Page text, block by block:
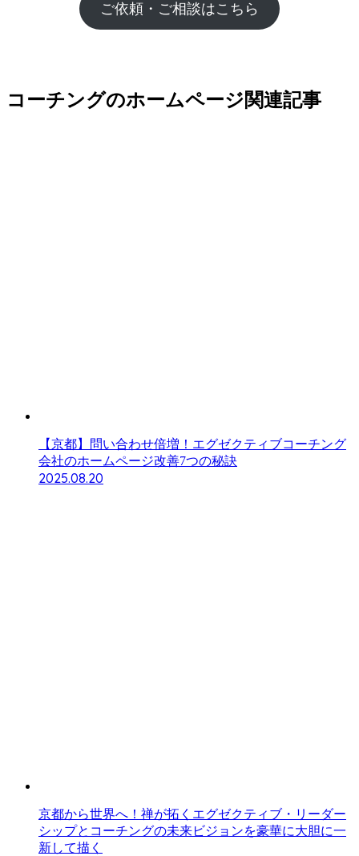
ご依頼・ご相談はこちら
コーチングのホームページ関連記事
【京都】問い合わせ倍増！エグゼクティブコーチング
会社のホームページ改善7つの秘訣
2025.08.20
京都から世界へ！禅が拓くエグゼクティブ・リーダー
シップとコーチングの未来ビジョンを豪華に大胆に一
新して描く